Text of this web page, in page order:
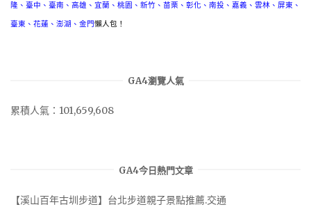
隆 、 臺中 、 臺南 、 高雄 、 宜蘭 、 桃園 、 新竹 、 苗栗 、 彰化 、 南投 、 嘉義 、 雲林 、 屏東 、
臺東 、 花蓮 、 澎湖 、 金門懶人包！
GA4瀏覽人氣
累積人氣：101,659,608
GA4今日熱門文章
【溪山百年古圳步道】台北步道親子景點推薦.交通